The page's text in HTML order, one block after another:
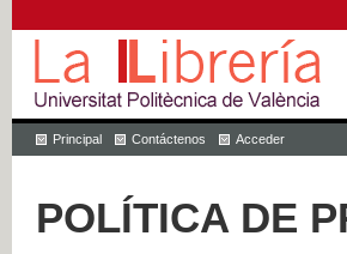
Principal Contáctenos Acceder
POLÍTICA DE